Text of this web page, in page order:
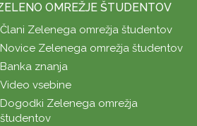
OMREŽJE ŠTUDENTOV
Člani Zelenega omrežja študentov
Novice Zelenega omrežja študentov
Banka znanja
Video vsebine
Dogodki Zelenega omrežja
študentov